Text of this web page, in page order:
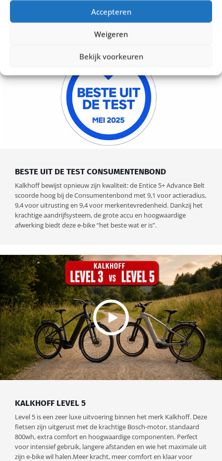
Accepteren
Weigeren
Bekijk voorkeuren
BESTE UIT DE TEST CONSUMENTENBOND
Kalkhoff bewijst opnieuw zijn kwaliteit: de Entice 5+ Advance Belt
scoorde hoog bij de Consumentenbond met 9,1 voor actieradius,
9,4 voor uitrusting en 9,4 voor merkentevredenheid. Dankzij het
krachtige aandrijfsysteem, de grote accu en hoogwaardige
afwerking biedt deze e-bike “het beste wat er is”.
KALKHOFF LEVEL 5
Level 5 is een zeer luxe uitvoering binnen het merk Kalkhoff. Deze
fietsen zijn uitgerust met de krachtige Bosch-motor, standaard
800wh, extra comfort en hoogwaardige componenten. Perfect
voor intensief gebruik, langere afstanden en wie het maximale uit
zijn e-bike wil halen.Meer kracht, meer comfort en klaar voor